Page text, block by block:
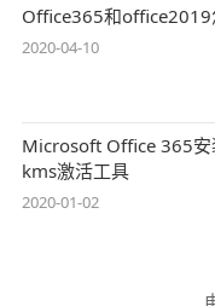
Office365和office2019
2020-04-10
Microsoft Office 365安
kms激活工具
2020-01-02